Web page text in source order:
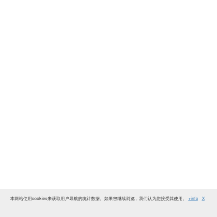
本网站使用cookies来获取用户导航的统计数据。如果您继续浏览，我们认为您接受其使用。 +info X